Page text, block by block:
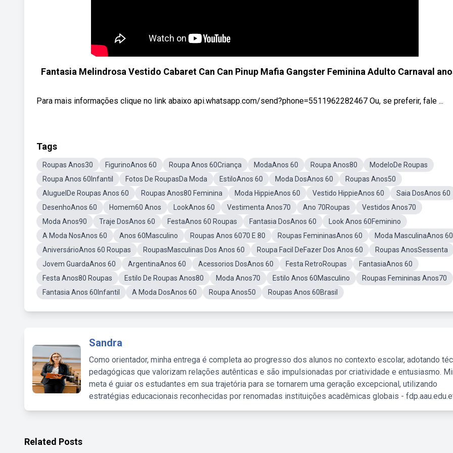
Fantasia Melindrosa Vestido Cabaret Can Can Pinup Mafia Gangster Feminina Adulto Carnaval
Para mais informações clique no link abaixo api.whatsapp.com/send?phone=5511962282467 Ou, se preferir, fale ...
Tags
Roupas Anos30 FigurinoAnos 60 Roupa Anos 60Criança ModaAnos 60 Roupa Anos80
ModeloDe Roupas
Roupa Anos 60Infantil
Fotos De RoupasDa Moda EstiloAnos 60 Moda DosAnos 60
Roupas Anos50
AluguelDe Roupas Anos 60
Roupas Anos80 Feminina Moda HippieAnos 60 Vestido HippieAnos 60
Saia DosAnos 60
DesenhoAnos 60
Homem60 Anos LookAnos 60 Vestimenta Anos70 Ano 70Roupas
Vestidos Anos70
Moda Anos90
Traje DosAnos 60 FestaAnos 60 Roupas Fantasia DosAnos 60
Look Anos 60Feminino
A Moda NosAnos 60
Anos 60Masculino Roupas Anos 6070 E 80 Roupas FemininasAnos 60
Moda MasculinaAnos 60
AniversárioAnos 60 Roupas
RoupasMasculinas Dos Anos 60 Roupa Facil DeFazer Dos Anos 60
Roupas AnosSessenta
Jovem GuardaAnos 60
ArgentinaAnos 60 Acessorios DosAnos 60 Festa RetroRoupas
FantasiaAnos 60
Festa Anos80 Roupas
Estilo De Roupas Anos80 Moda Anos70 Estilo Anos 60Masculino
Roupas Femininas Anos70
Fantasia Anos 60Infantil
A Moda DosAnos 60 Roupa Anos50 Roupas Anos 60Brasil
Sandra
Como orientador, minha entrega é completa ao progresso dos alunos no contexto escolar, adotando
pedagógicas que valorizam relações autênticas e são impulsionadas por criatividade e entusiasmo.
meta é guiar os estudantes em sua trajetória para se tornarem uma geração excepcional, utilizando
estratégias educacionais reconhecidas por renomadas instituições acadêmicas globais -
Related Posts